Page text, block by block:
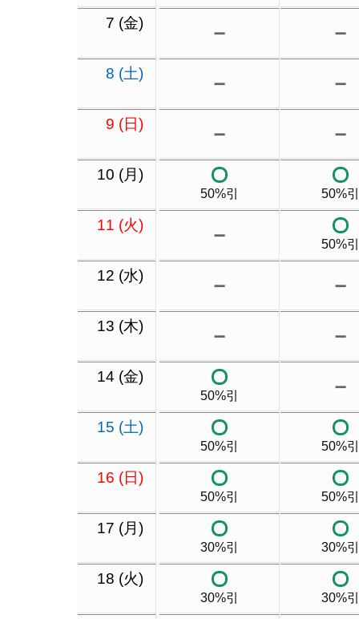
7 (金)
8 (土)
9 (日)
10 (月)
11 (火)
12 (水)
13 (木)
14 (金)
15 (土)
16 (日)
17 (月)
18 (火)
－ －
－ －
－ －
50%引 50%引
－ 50%引
－ －
－ －
50%引 －
50%引 50%引
50%引 50%引
30%引 30%引
30%引 30%引